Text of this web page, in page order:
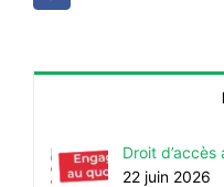
Droit
22 juin 2026